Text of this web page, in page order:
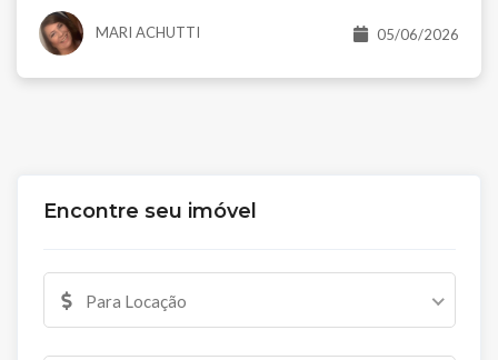
Encontre seu imóvel
Para Locação
MARI ACHUTTI 05/06/2026